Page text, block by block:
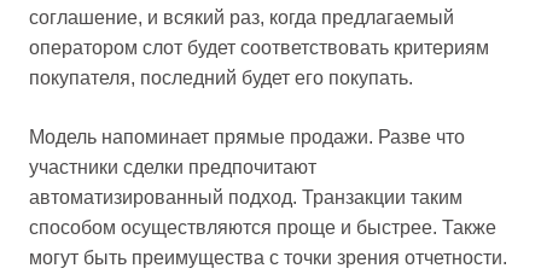
соглашение, и всякий раз, когда предлагаемый
оператором слот будет соответствовать критериям
покупателя, последний будет его покупать.
Модель напоминает прямые продажи. Разве что
участники сделки предпочитают
автоматизированный подход. Транзакции таким
способом осуществляются проще и быстрее. Также
могут быть преимущества с точки зрения отчетности.